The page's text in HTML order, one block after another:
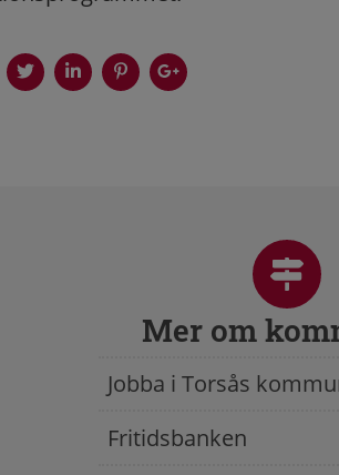
Mer om
Jobba i Torsås
Fritidsbanken